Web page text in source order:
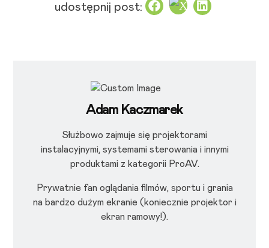
udostępnij post:
Adam Kaczmarek
Służbowo zajmuje się projektorami
instalacyjnymi, systemami sterowania i innymi
produktami z kategorii ProAV.
Prywatnie fan oglądania filmów, sportu i grania
na bardzo dużym ekranie (koniecznie projektor i
ekran ramowy!).